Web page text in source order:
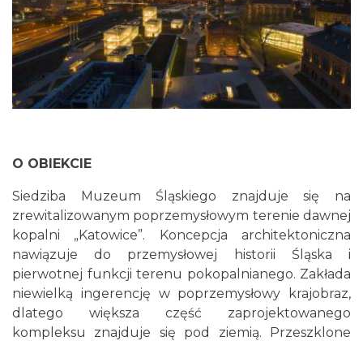
O OBIEKCIE
Siedziba Muzeum Śląskiego znajduje się na
zrewitalizowanym poprzemysłowym terenie dawnej
kopalni „Katowice”. Koncepcja architektoniczna
nawiązuje do przemysłowej historii Śląska i
pierwotnej funkcji terenu pokopalnianego. Zakłada
niewielką ingerencję w poprzemysłowy krajobraz,
dlatego większa część zaprojektowanego
kompleksu znajduje się pod ziemią. Przeszklone